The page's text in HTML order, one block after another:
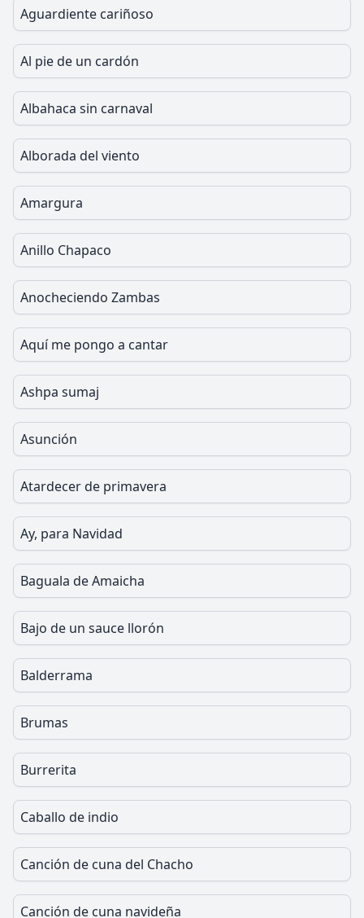
Aguardiente cariñoso
Al pie de un cardón
Albahaca sin carnaval
Alborada del viento
Amargura
Anillo Chapaco
Anocheciendo Zambas
Aquí me pongo a cantar
Ashpa sumaj
Asunción
Atardecer de primavera
Ay, para Navidad
Baguala de Amaicha
Bajo de un sauce llorón
Balderrama
Brumas
Burrerita
Caballo de indio
Canción de cuna del Chacho
Canción de cuna navideña